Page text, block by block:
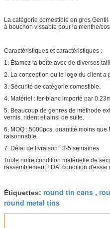
La catégorie comestible en gros
à bouchon vissable pour la menthe/
Caractéristiques et caractéristiques :
1. Étamez la boîte avec de diverses
2. La conception ou le logo du client a
3. Sécurité de catégorie comestible.
4. Matériel : fer-blanc importé par
5. Beaucoup de genres de méthode
vernis, rident et ainsi de suite.
6. MOQ : 5000pcs, quantité moins que
raisonnable.
7. Délai de livraison : 3-5 semaines
Toute notre condition matérielle de
rassemblement FDA, condition d'essai
Étiquettes: round tin cans ,
round metal tins